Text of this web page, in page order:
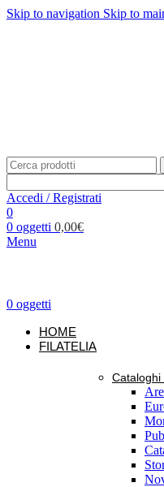
Skip to navigation Skip to
Accedi / Registrati
0
0 oggetti 0,00€
Menu
0 oggetti
HOME
FILATELIA
Cataloghi